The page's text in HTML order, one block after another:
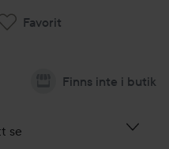
Favorit
Finns inte i butik
se